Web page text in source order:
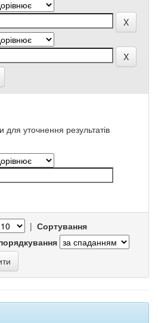
для уточнення результатів
| Сортування